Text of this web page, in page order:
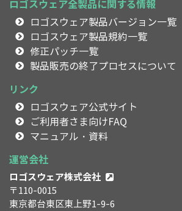
ロゴスウェア全製品に関する情報
ロゴスウェア製品バージョン一覧
ロゴスウェア製品規約一覧
修正パッチ一覧
製品販売の終了プロセスについて
リンク
ロゴスウェア公式サイト
ご利用者さま向けFAQ
マニュアル・資料
運営会社
ロゴスウェア株式会社
〒110-0015
東京都台東区東上野1-9-6